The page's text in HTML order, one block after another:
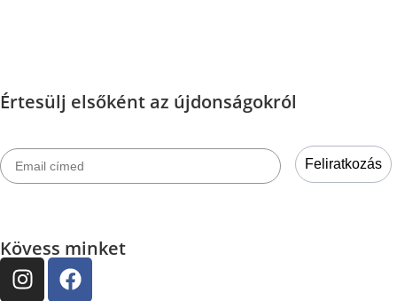
Értesülj elsőként az újdonságokról
Email címed
Feliratkozás
Kövess minket